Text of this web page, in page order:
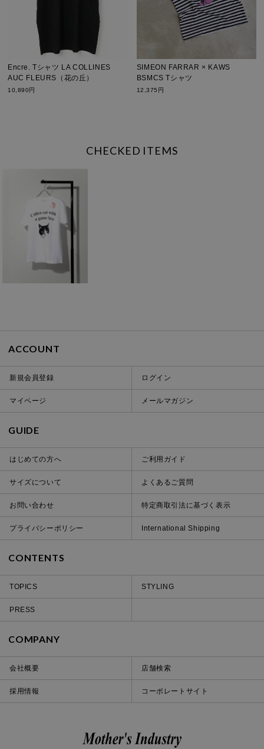
Encre. Tシャツ LA COLLINES
AUC FLEURS（花の丘）
10,890円
SIMEON FARRAR × KAWS
BSMCS Tシャツ
12,375円
CHECKED ITEMS
ACCOUNT
新規会員登録 ログイン
マイページ メールマガジン
GUIDE
はじめての方へ ご利用ガイド
サイズについて よくあるご質問
お問い合わせ 特定商取引法に基づく表示
プライバシーポリシー International Shipping
CONTENTS
TOPICS STYLING
PRESS
COMPANY
会社概要 店舗検索
採用情報 コーポレートサイト